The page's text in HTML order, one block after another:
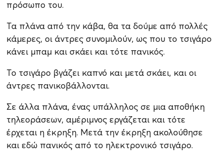
πρόσωπο του.
Τα πλάνα από την κάβα, θα τα δούμε από πολλές
κάμερες, οι άντρες συνομιλούν, ως που το τσιγάρο
κάνει μπαμ και σκάει και τότε πανικός.
Το τσιγάρο βγάζει καπνό και μετά σκάει, και οι
άντρες πανικοβάλλονται.
Σε άλλα πλάνα, ένας υπάλληλος σε μια αποθήκη
τηλεοράσεων, αμέριμνος εργάζεται και τότε
έρχεται η έκρηξη. Μετά την έκρηξη ακολούθησε
και εδώ πανικός από το ηλεκτρονικό τσιγάρο.